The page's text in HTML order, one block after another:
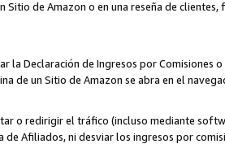
Sitio de Amazon o en una reseña de
la Declaración de Ingresos por
de un Sitio de Amazon se abra en el
o redirigir el tráfico (incluso mediante
de Afiliados, ni desviar los ingresos por